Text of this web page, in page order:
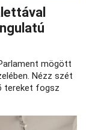
mögött
Nézz szét
tereket fogsz